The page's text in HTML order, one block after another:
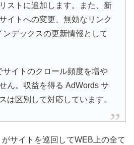
ストに追加します。また、新
イトへの変更、無効なリンク
ンデックスの更新情報として
イトのクロール頻度を増や
ん。収益を得る AdWords サ
は区別して対応しています。
サイトを巡回してWEB上の全て